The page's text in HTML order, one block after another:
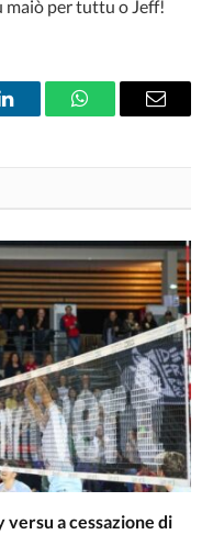
maiò per tuttu o Jeff!
LinkedInWhatsAppEmail
versu a cessazione di